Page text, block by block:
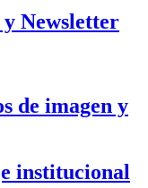
Newsletter
de imagen y
institucional